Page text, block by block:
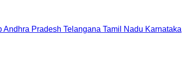
Andhra Pradesh Telangana Tamil Nadu Karnataka